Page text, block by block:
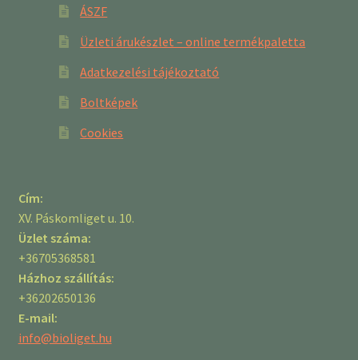
ÁSZF
Üzleti árukészlet – online termékpaletta
Adatkezelési tájékoztató
Boltképek
Cookies
Cím:
XV. Páskomliget u. 10.
Üzlet száma:
+36705368581
Házhoz szállítás:
+36202650136
E-mail:
info@bioliget.hu